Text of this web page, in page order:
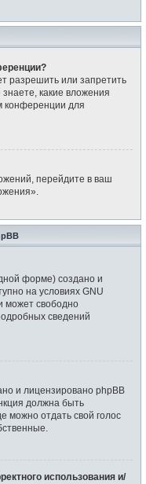
разрешить или запретить
какие вложения
конференции для
перейдите в ваш
форме) создано и
на условиях GNU
может свободно
сведений
и лицензировано phpBB
должна быть
можно отдать свой голос
использования и/